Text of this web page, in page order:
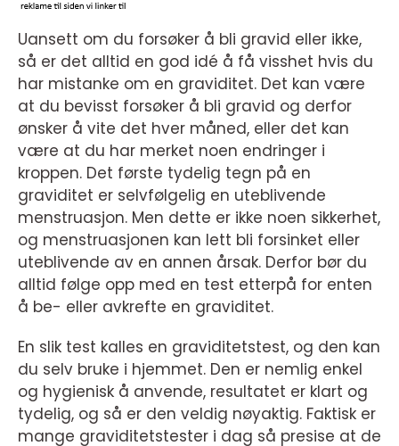
Uansett om du forsøker å bli gravid eller ikke,
så er det alltid en god idé å få visshet hvis du
har mistanke om en graviditet. Det kan være
at du bevisst forsøker å bli gravid og derfor
ønsker å vite det hver måned, eller det kan
være at du har merket noen endringer i
kroppen. Det første tydelig tegn på en
graviditet er selvfølgelig en uteblivende
menstruasjon. Men dette er ikke noen sikkerhet,
og menstruasjonen kan lett bli forsinket eller
uteblivende av en annen årsak. Derfor bør du
alltid følge opp med en test etterpå for enten
å be- eller avkrefte en graviditet.
En slik test kalles en graviditetstest, og den kan
du selv bruke i hjemmet. Den er nemlig enkel
og hygienisk å anvende, resultatet er klart og
tydelig, og så er den veldig nøyaktig. Faktisk er
mange graviditetstester i dag så presise at de